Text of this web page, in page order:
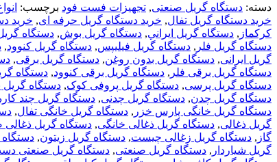
دسته: دستگاه گریل صنعتی, تجهیزات فست فود برچسب:
خرید دستگاه گریل تفال, خرید دستگاه گریل حرفه ای, خرید
کرکماز , دستگاه گريل ايراني, دستگاه گريل بوش, دستگاه
دستگاه گريل فلر , دستگاه گريل فيليپس, دستگاه گريل كنوود,
گریل ایرانی, دستگاه گریل بدون روغن, دستگاه گریل برقی,
دستگاه گریل برقی فلر , دستگاه گریل برقی کنوود, دستگاه
دستگاه گریل پرسی, دستگاه گریل پروفی کوک, دستگاه گریل
دستگاه گریل چدن, دستگاه گریل چدنی, دستگاه گریل چند
دستگاه گریل خانگی پارس خزر , دستگاه گریل خانگی تفال,
گریل ذغالی, دستگاه گریل ذغالی خانگی, دستگاه گریل ذغالی
گاز , دستگاه گریل زغالی چیست, دستگاه گریل زیتون,
گریل شیاردار , دستگاه گریل صنعتی, دستگاه گریل صنعتی